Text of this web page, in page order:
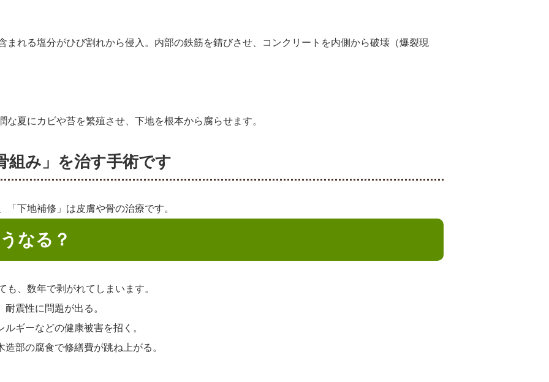
まれる塩分がひび割れから侵入。内部の鉄筋を錆びさせ、コンクリートを内側から破壊（爆裂現
夏にカビや苔を繁殖させ、下地を根本から腐らせます。
組み」を治す手術です
下地補修」は皮膚や骨の治療です。
なる？
、数年で剥がれてしまいます。
震性に問題が出る。
ギーなどの健康被害を招く。
部の腐食で修繕費が跳ね上がる。